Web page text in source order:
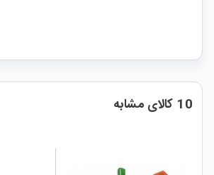
10 کالای مشابه